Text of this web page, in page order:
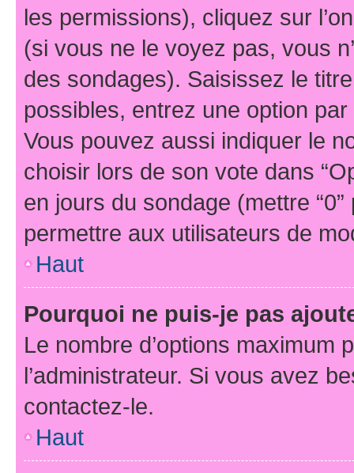
les permissions), cliquez sur
(si vous ne le voyez pas, vous
des sondages). Saisissez le
possibles, entrez une option
Vous pouvez aussi indiquer le
choisir lors de son vote dans
en jours du sondage (mettre
permettre aux utilisateurs de
Haut
Pourquoi ne puis-je pas
Le nombre d’options maximum
l’administrateur. Si vous avez
contactez-le.
Haut